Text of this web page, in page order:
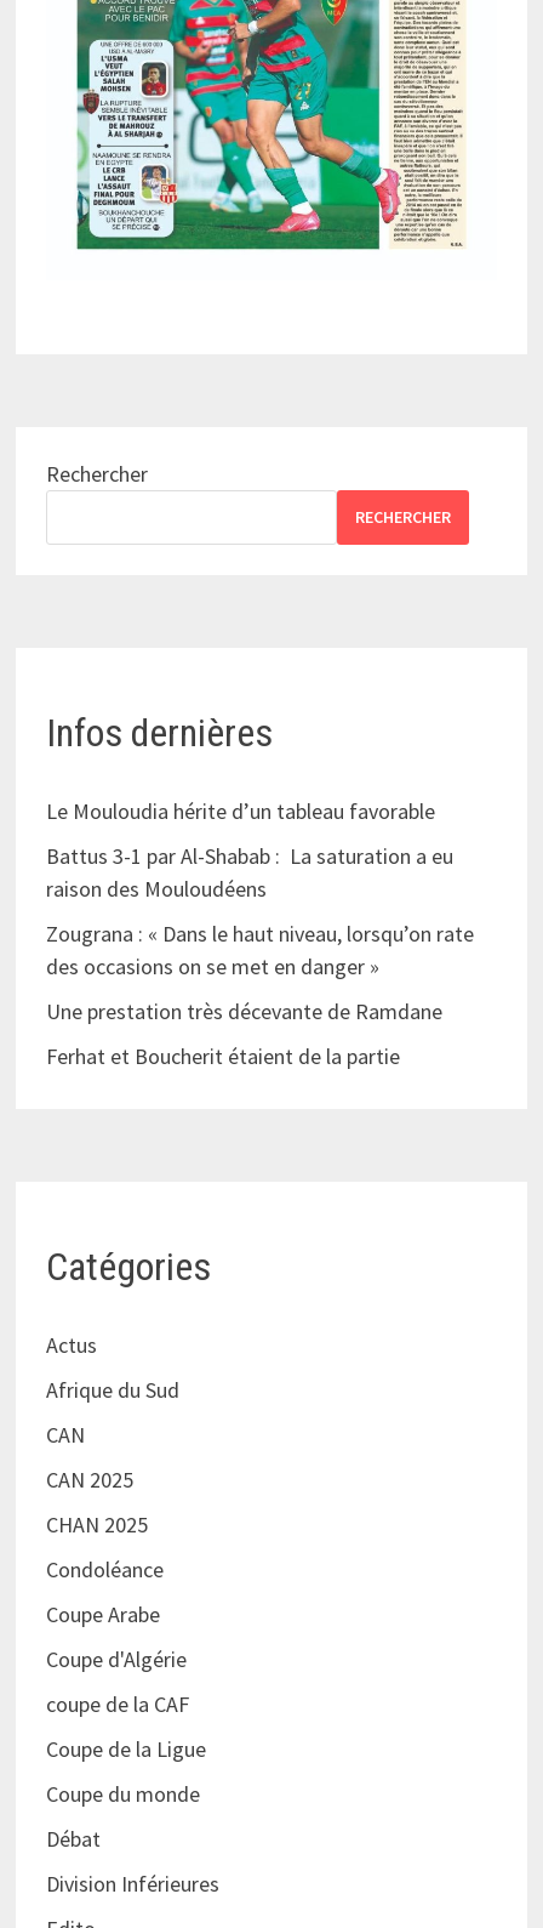
Rechercher
RECHERCHER
Infos dernières
Le Mouloudia hérite d’un tableau favorable
Battus 3-1 par Al-Shabab : La saturation a eu
raison des Mouloudéens
Zougrana : « Dans le haut niveau, lorsqu’on rate
des occasions on se met en danger »
Une prestation très décevante de Ramdane
Ferhat et Boucherit étaient de la partie
Catégories
Actus
Afrique du Sud
CAN
CAN 2025
CHAN 2025
Condoléance
Coupe Arabe
Coupe d'Algérie
coupe de la CAF
Coupe de la Ligue
Coupe du monde
Débat
Division Inférieures